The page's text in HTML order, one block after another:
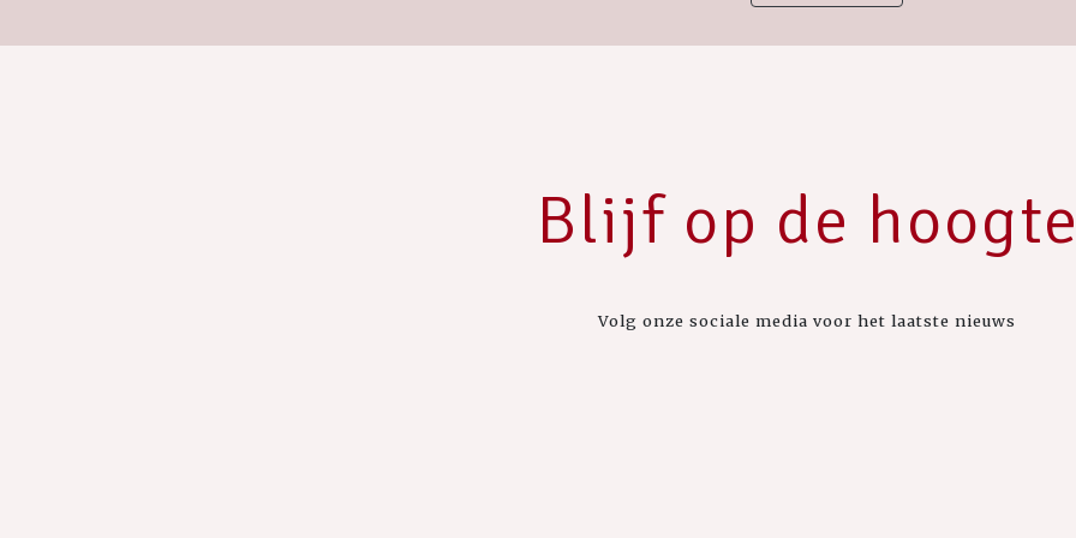
Blijf op de
Volg onze sociale media voor het laatste nieuws